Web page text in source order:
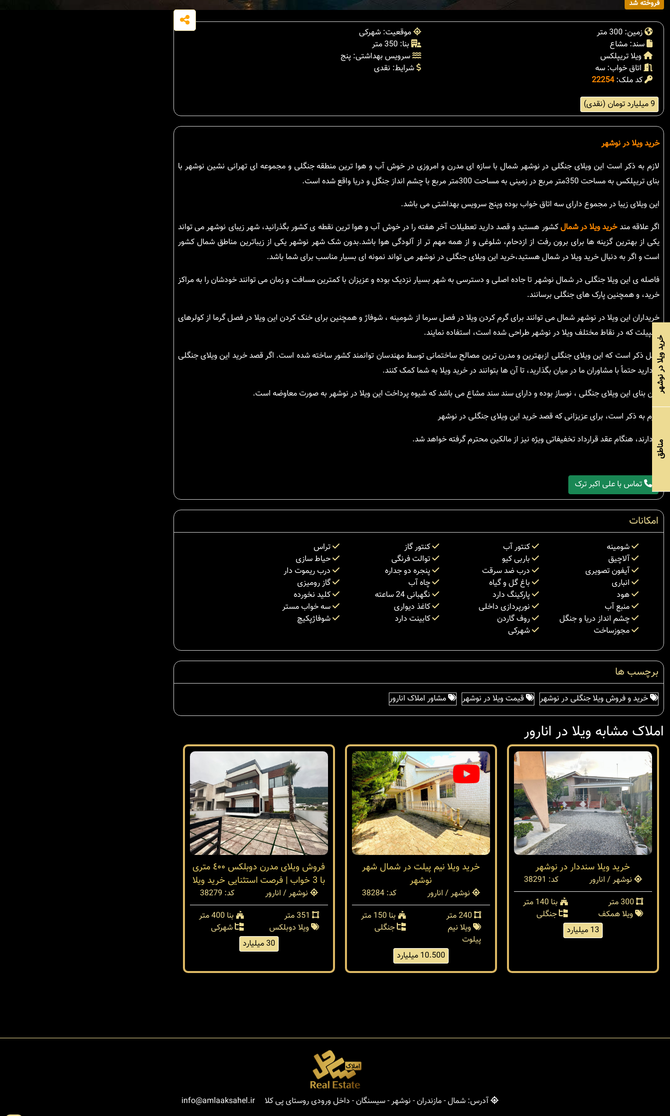
فروخته شد
زمین: 300 متر
موقعیت: شهرکی
سند: مشاع
بنا: 350 متر
ویلا تریپلکس
سرویس بهداشتی: پنج
اتاق خواب: سه
شرایط: نقدی
کد ملک:22254
9 میلیارد تومان (نقدی)
خرید ویلا در نوشهر
لازم به ذکر است این ویلای جنگلی در نوشهر شمال با سازه ای مدرن و امروزی در خوش آب و هوا ترین منطقه جنگلی و مجموعه ای تهرانی نشین نوشهر با
بنای تریپلکس به مساحت 350متر مربع در زمینی به مساحت 300متر مربع با چشم انداز جنگل و دریا واقع شده است.
این ویلای زیبا در مجموع دارای سه اتاق خواب بوده وپنج سرویس بهداشتی می باشد.
اگر علاقه مندخرید ویلا در شمالکشور هستید و قصد دارید تعطیلات آخر هفته را در خوش آب و هوا ترین نقطه ی کشور بگذرانید، شهر زیبای نوشهر می تواند
یکی از بهترین گزینه ها برای برون رفت از ازدحام، شلوغی و از همه مهم تر از آلودگی هوا باشد.بدون شک شهر نوشهر یکی از زیباترین مناطق شمال کشور
است و اگر به دنبال خرید ویلا در شمال هستید،خرید این ویلای جنگلی در نوشهر می تواند نمونه ای بسیار مناسب برای شما باشد.
فاصله ی این ویلا جنگلی در شمال نوشهر تا جاده اصلی و دسترسی به شهر بسیار نزدیک بوده و عزیزان با کمترین مسافت و زمان می توانند خودشان را به مراکز
خرید، و همچنین پارک های جنگلی برسانند.
خریداران این ویلا در نوشهر شمال می توانند برای گرم کردن ویلا در فصل سرما از شومینه ، شوفاژ و همچنین برای خنک کردن این ویلا در فصل گرما از کولرهای
اسپیلت که در نقاط مختلف ویلا در نوشهر طراحی شده است، استفاده نمایند.
قابل ذکر است که این ویلای جنگلی ازبهترین و مدرن ترین مصالح ساختمانی توسط مهندسان توانمند کشور ساخته شده است. اگر قصد خرید این ویلای جنگلی
را دارید حتماً با مشاوران ما در میان بگذارید، تا آن ها بتوانند در خرید ویلا به شما کمک کنند.
سن بنای این ویلای جنگلی ، نوساز بوده و دارای سند سند مشاع می باشد که شیوه پرداخت این ویلا در نوشهر به صورت معاوضه است.
لازم به ذکر است، برای عزیزانی که قصد خرید این ویلای جنگلی در نوشهر
را دارند، هنگام عقد قرارداد تخفیفاتی ویژه نیز از مالکین محترم گرفته خواهد شد.
تماس با علی اکبر ترک
امکانات
شومینه کنتور آب کنتور گاز
تراس
آلاچیق
باربی کیو توالت فرنگی
حیاط سازی
آیفون تصویری
درب ضد سرقت پنجره دو جداره
درب ریموت دار
انباری
باغ گل و گیاه چاه آب
گاز رومیزی
هود
پارکینگ دارد نگهبانی 24 ساعته
کلید نخورده
منبع آب
نورپردازی داخلی کاغذ دیواری
سه خواب مستر
چشم انداز دریا و جنگل
روف گاردن کابینت دارد
شوفاژپکیچ
مجوزساخت
شهرکی
برچسب ها
خرید و فروش ویلا جنگلی در نوشهر قیمت ویلا در نوشهر مشاور املاک انارور
املاک مشابه ویلا در انارور
خرید ویلا سنددار در نوشهر
نوشهر / انارور
کد: 38291
بنا 140 متر
ویلا همکف
جنگلی
13 میلیارد
خرید ویلا نیم پیلت در شمال شهر
نوشهر
نوشهر / انارور
کد: 38284
بنا 150 متر
ویلا نیم
پیلوت
جنگلی
10.500 میلیارد
فروش ویلای مدرن دوبلکس ٤٠٠ متری
با 3 خواب | فرصت استثنایی خرید ویلا
نوشهر / انارور
کد: 38279
بنا 400 متر
ویلا دوبلکس
شهرکی
30 میلیارد
آدرس: شمال - مازندران - نوشهر - سیسنگان - داخل ورودی روستای پی کلا info@amlaaksahel.ir
خرید ویلا در نوشهر
مناطق